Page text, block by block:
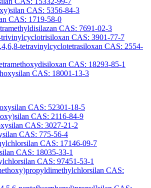
CAS: 5356-84-3
CAS: 1719-58-0
CAS: 7691-02-3
CAS: 3901-77-7
tetravinylcyclotetrasiloxan CAS: 2554-
CAS: 18293-85-1
CAS: 18001-13-3
CAS: 52301-18-5
CAS: 2116-84-9
CAS: 3027-21-2
CAS: 775-56-4
CAS: 17146-09-7
CAS: 18035-33-1
CAS: 97451-53-1
CAS: